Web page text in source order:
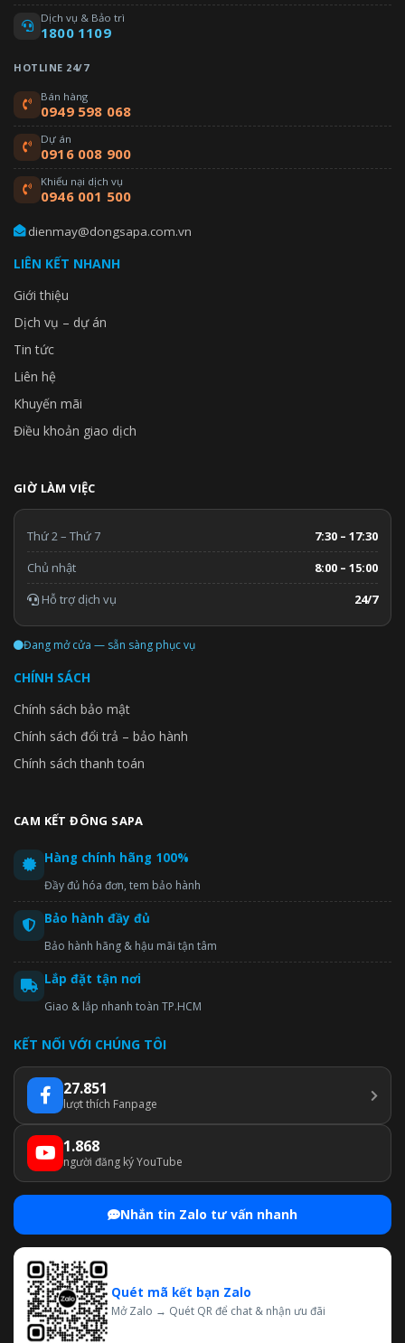
Dịch vụ & Bảo trì
1800 1109
HOTLINE 24/7
Bán hàng
0949 598 068
Dự án
0916 008 900
Khiếu nại dịch vụ
0946 001 500
dienmay@dongsapa.com.vn
LIÊN KẾT NHANH
Giới thiệu
Dịch vụ – dự án
Tin tức
Liên hệ
Khuyến mãi
Điều khoản giao dịch
GIỜ LÀM VIỆC
Thứ 2 – Thứ 7
7:30 – 17:30
Chủ nhật
8:00 – 15:00
Hỗ trợ dịch vụ
24/7
Đang mở cửa — sẵn sàng phục vụ
CHÍNH SÁCH
Chính sách bảo mật
Chính sách đổi trả – bảo hành
Chính sách thanh toán
CAM KẾT ĐÔNG SAPA
Hàng chính hãng 100%
Đầy đủ hóa đơn, tem bảo hành
Bảo hành đầy đủ
Bảo hành hãng & hậu mãi tận tâm
Lắp đặt tận nơi
Giao & lắp nhanh toàn TP.HCM
KẾT NỐI VỚI CHÚNG TÔI
27.851
lượt thích Fanpage
1.868
người đăng ký YouTube
Nhắn tin Zalo tư vấn nhanh
Quét mã kết bạn Zalo
Mở Zalo → Quét QR để chat & nhận ưu đãi